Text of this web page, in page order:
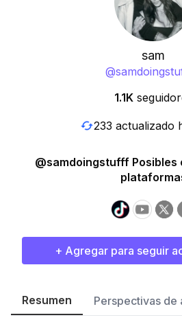
sam
@
1.1K
233 actualizado
@samdoingstufff Posibles
+ Agregar para seguir
Resumen Perspectivas de